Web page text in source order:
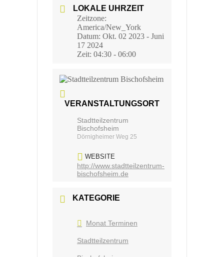
LOKALE UHRZEIT
Zeitzone:
America/New_York
Datum: Okt. 02 2023 - Juni
17 2024
Zeit: 04:30 - 06:00
VERANSTALTUNGSORT
Stadtteilzentrum
Bischofsheim
Dörnigheimer Weg 25
WEBSITE
http://www.stadtteilzentrum-
bischofsheim.de
KATEGORIE
Monat Terminen
Stadtteilzentrum